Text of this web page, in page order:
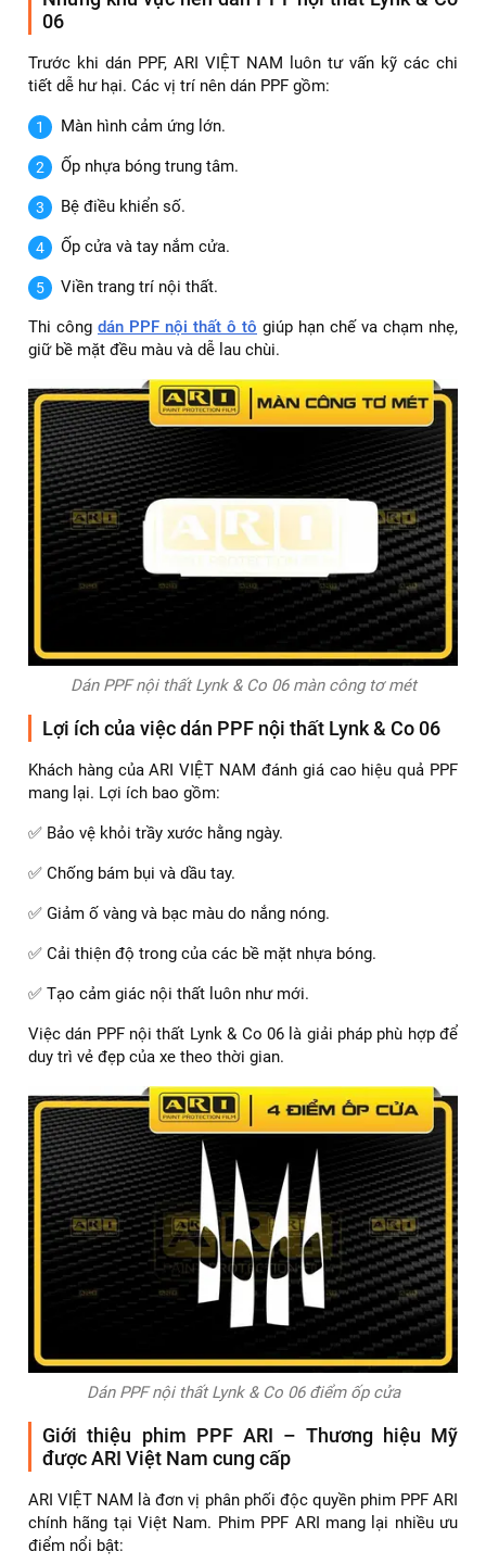
06
Trước khi dán PPF, ARI VIỆT NAM luôn tư vấn kỹ các chi
tiết dễ hư hại. Các vị trí nên dán PPF gồm:
Màn hình cảm ứng lớn.
Ốp nhựa bóng trung tâm.
Bệ điều khiển số.
Ốp cửa và tay nắm cửa.
Viền trang trí nội thất.
Thi công dán PPF nội thất ô tô giúp hạn chế va chạm nhẹ,
giữ bề mặt đều màu và dễ lau chùi.
Dán PPF nội thất Lynk & Co 06 màn công tơ mét
Lợi ích của việc dán PPF nội thất Lynk & Co 06
Khách hàng của ARI VIỆT NAM đánh giá cao hiệu quả PPF
mang lại. Lợi ích bao gồm:
✅ Bảo vệ khỏi trầy xước hằng ngày.
✅ Chống bám bụi và dầu tay.
✅ Giảm ố vàng và bạc màu do nắng nóng.
✅ Cải thiện độ trong của các bề mặt nhựa bóng.
✅ Tạo cảm giác nội thất luôn như mới.
Việc dán PPF nội thất Lynk & Co 06 là giải pháp phù hợp để
duy trì vẻ đẹp của xe theo thời gian.
Dán PPF nội thất Lynk & Co 06 điểm ốp cửa
Giới thiệu phim PPF ARI – Thương hiệu Mỹ
được ARI Việt Nam cung cấp
ARI VIỆT NAM là đơn vị phân phối độc quyền phim PPF ARI
chính hãng tại Việt Nam. Phim PPF ARI mang lại nhiều ưu
điểm nổi bật: